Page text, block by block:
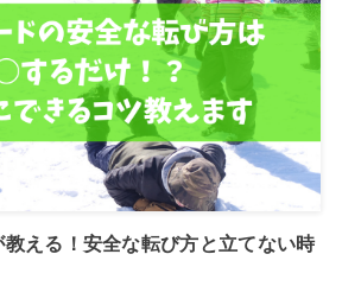
える！安全な転び方と立てない時